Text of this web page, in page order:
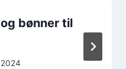
bønner til